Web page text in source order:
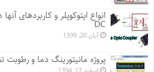
DC
آبان 20, 1399
پروژه مانيتورينگ دما و